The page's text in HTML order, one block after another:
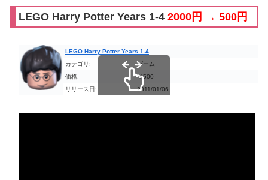
LEGO Harry Potter Years 1-4 2000円 → 500円
LEGO Harry Potter Years 1-4
カテゴリ:
ゲーム
価格:
￥500
リリース日:
2011/01/06